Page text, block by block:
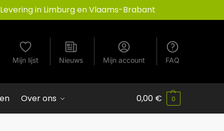
Levering in Limburg en Vlaams-Brabant
Mijn lijst Nieuws Mijn account FAQ
Over ons 0,00 € 0